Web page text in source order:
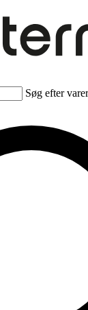
Søg efter varer